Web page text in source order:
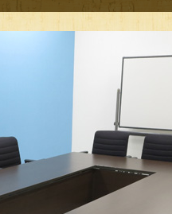
ヒロロでQOL健診（随時
開催）
時間：10:00～15:00